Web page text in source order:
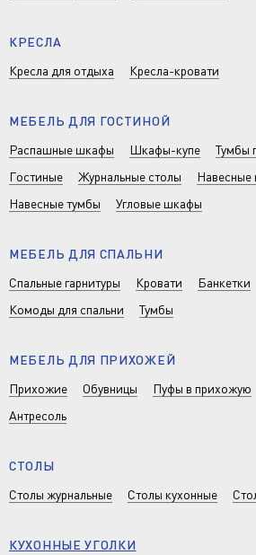
КРЕСЛА
Кресла для отдыха
Кресла-кровати
МЕБЕЛЬ ДЛЯ ГОСТИНОЙ
Распашные шкафы
Шкафы-купе Тумбы
Гостиные
Журнальные столы
Навесные тумбы
Угловые шкафы
МЕБЕЛЬ ДЛЯ СПАЛЬНИ
Спальные гарнитуры
Кровати Банкетки
Комоды для спальни
Тумбы
МЕБЕЛЬ ДЛЯ ПРИХОЖЕЙ
Прихожие
Обувницы Пуфы в прихожую
Антресоль
СТОЛЫ
Столы журнальные
Столы кухонные
КУХОННЫЕ УГОЛКИ